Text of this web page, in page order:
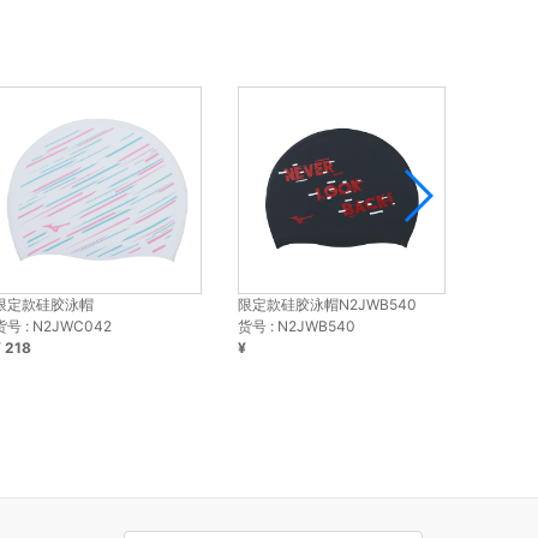
定款硅胶泳帽
号 : N2JWC042
218
限定款硅胶泳帽N2JWB540
货号 : N2JWB540
¥